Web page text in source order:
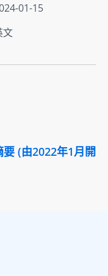
01-15
文
(由2022年1月開